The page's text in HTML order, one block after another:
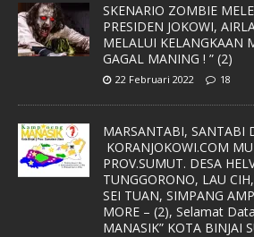
SKENARIO ZOMBIE
PRESIDEN JOKOWI,
MELALUI KELANGKAAN
GAGAL MANING ! ” (2)
22 Februari 2022 18
MARSANTABI, SANTABI
KORANJOKOWI.COM
PROV.SUMUT. DESA
TUNGGORONO, LAU
SEI TUAN, SIMPANG
MORE – (2), Selamat
MANASIK” KOTA BINJAI